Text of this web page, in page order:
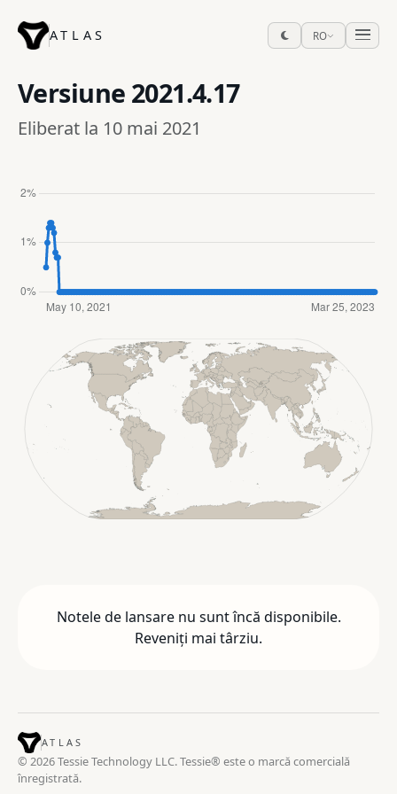
ATLAS RO
Versiune 2021.4.17
Eliberat la 10 mai 2021
Notele de lansare nu sunt încă disponibile.
Reveniți mai târziu.
ATLAS
© 2026 Tessie Technology LLC. Tessie® este o marcă comercială
înregistrată.